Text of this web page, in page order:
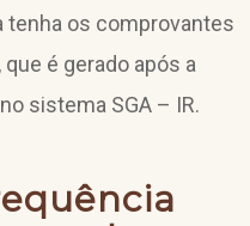
tenha os comprovantes
é gerado após a
sistema SGA – IR.